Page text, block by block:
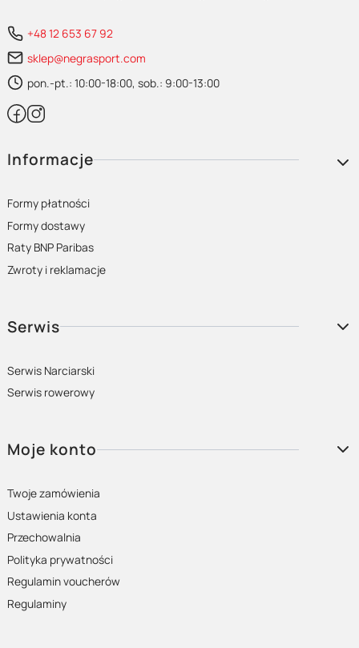
+48 12 653 67 92
sklep@negrasport.com
pon.-pt.: 10:00-18:00, sob.: 9:00-13:00
Linki w stopce
Informacje
Formy płatności
Formy dostawy
Raty BNP Paribas
Zwroty i reklamacje
Serwis
Serwis Narciarski
Serwis rowerowy
Moje konto
Twoje zamówienia
Ustawienia konta
Przechowalnia
Polityka prywatności
Regulamin voucherów
Regulaminy